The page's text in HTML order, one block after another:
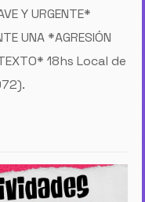
Y URGENTE*
UNA *AGRESIÓN
18hs Local de